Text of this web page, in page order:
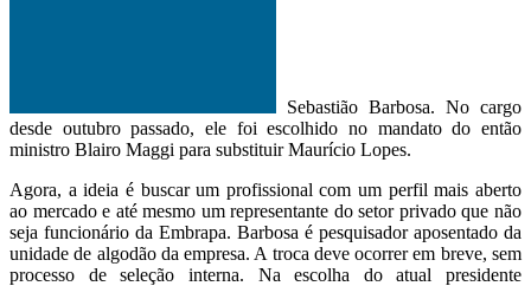
Sebastião Barbosa. No cargo
desde outubro passado, ele foi escolhido no mandato do então
ministro Blairo Maggi para substituir Maurício Lopes.
Agora, a ideia é buscar um profissional com um perfil mais aberto
ao mercado e até mesmo um representante do setor privado que não
seja funcionário da Embrapa. Barbosa é pesquisador aposentado da
unidade de algodão da empresa. A troca deve ocorrer em breve, sem
processo de seleção interna. Na escolha do atual presidente